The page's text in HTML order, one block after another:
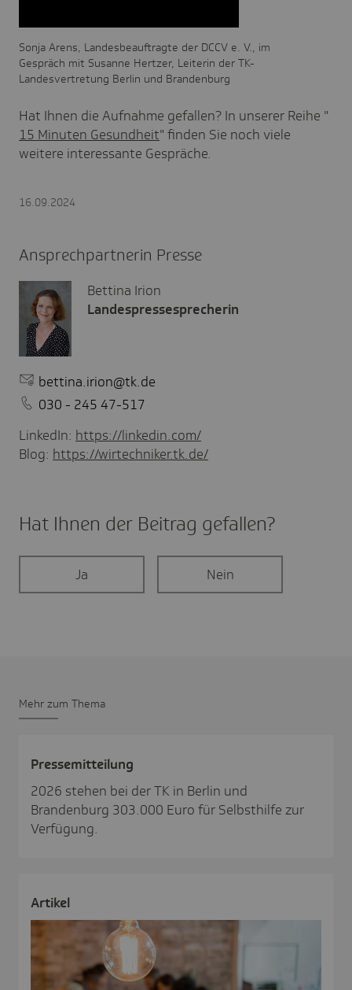
Sonja Arens, Landesbeauftragte der DCCV e. V., im
Gespräch mit Susanne Hertzer, Leiterin der TK-
Landesvertretung Berlin und Brandenburg
Hat Ihnen die Aufnahme gefallen? In unserer Reihe "
15 Minuten Gesundheit" finden Sie noch viele
weitere interessante Gespräche.
16.09.2024
Ansprechpartnerin Presse
Bettina Irion
Landespressesprecherin
bettina.irion@tk.de
030 - 245 47-517
LinkedIn: https://linkedin.com/
Blog: https://wirtechniker.tk.de/
Hat Ihnen der Beitrag gefal­len?
Ja Nein
Mehr zum Thema
Pres­se­mit­tei­lung
2026 stehen bei der TK in Berlin und
Brandenburg 303.000 Euro für Selbsthilfe zur
Verfügung.
Artikel